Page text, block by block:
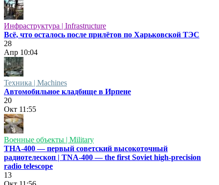
Инфраструктура | Infrastructure
Всё, что осталось после прилётов по Харьковской ТЭС
28
Апр 10:04
Техника | Machines
Автомобильное кладбище в Ирпене
20
Окт 11:55
Военные объекты | Military
ТНА-400 — первый советский высокоточный
радиотелескоп | TNA-400 — the first Soviet high-precision
radio telescope
13